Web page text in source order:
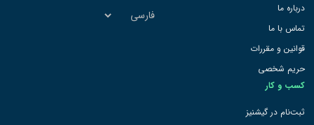
درباره ما
تماس با ما
قوانین و مقررات
حریم شخصی
کسب و کار
ثبت‌نام در گیشنیز
انتخاب
زبان